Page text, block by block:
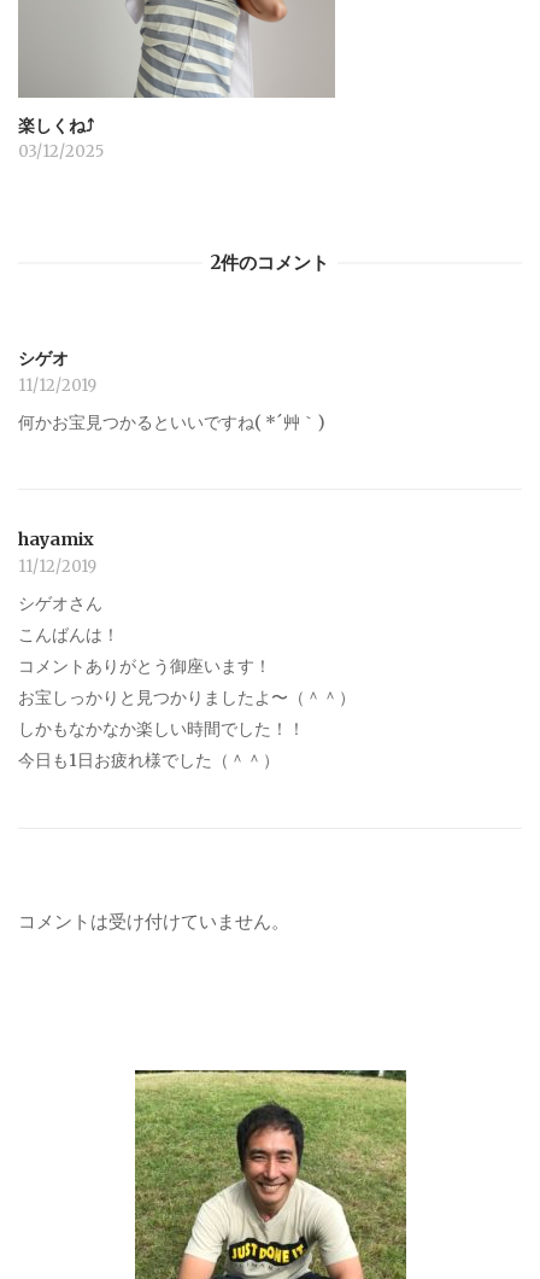
楽しくね⤴︎
03/12/2025
2件のコメント
シゲオ
11/12/2019
何かお宝見つかるといいですね( *´艸｀)
hayamix
11/12/2019
シゲオさん
こんばんは！
コメントありがとう御座います！
お宝しっかりと見つかりましたよ〜（＾＾）
しかもなかなか楽しい時間でした！！
今日も1日お疲れ様でした（＾＾）
コメントは受け付けていません。